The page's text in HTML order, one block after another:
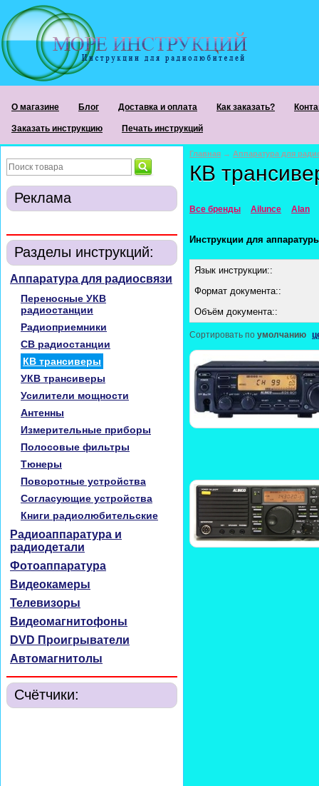
О магазине Блог Доставка и оплата Как заказать?
Заказать инструкцию Печать инструкций
Реклама
Разделы инструкций:
Аппаратура для радиосвязи
Переносные УКВ
радиостанции
Радиоприемники
CB радиостанции
КВ трансиверы
УКВ трансиверы
Усилители мощности
Антенны
Измерительные приборы
Полосовые фильтры
Тюнеры
Поворотные устройства
Согласующие устройства
Книги радиолюбительские
Радиоаппаратура и
радиодетали
Фотоаппаратура
Видеокамеры
Телевизоры
Видеомагнитофоны
DVD Проигрыватели
Автомагнитолы
Счётчики:
Главная → Аппаратура для
КВ
Все бренды Ailunce Alan
Инструкции для
Язык инструкции::
Формат документа::
Объём документа::
Сортировать по умолчанию